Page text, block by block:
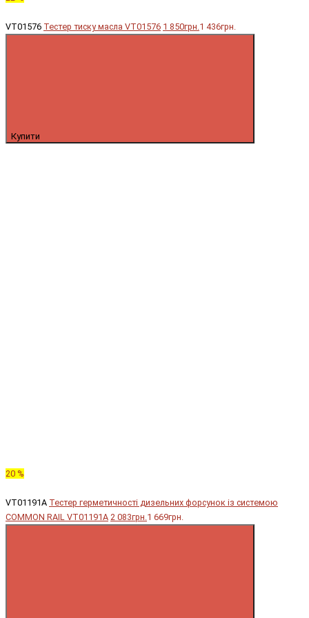
VT01576 Тестер тиску масла VT01576 1 850грн.1 436грн.
Купити
20 %
VT01191A Тестер герметичності дизельних форсунок із системою
COMMON RAIL VT01191A 2 083грн.1 669грн.